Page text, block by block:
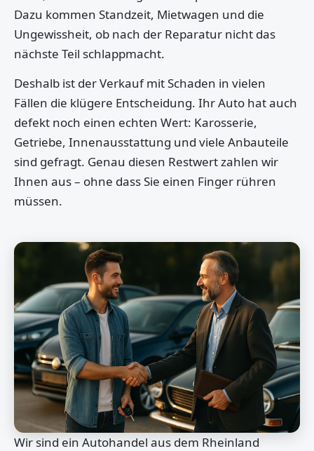
Dazu kommen Standzeit, Mietwagen und die
Ungewissheit, ob nach der Reparatur nicht das
nächste Teil schlappmacht.
Deshalb ist der Verkauf mit Schaden in vielen
Fällen die klügere Entscheidung. Ihr Auto hat auch
defekt noch einen echten Wert: Karosserie,
Getriebe, Innenausstattung und viele Anbauteile
sind gefragt. Genau diesen Restwert zahlen wir
Ihnen aus – ohne dass Sie einen Finger rühren
müssen.
Wir sind ein Autohandel aus dem Rheinland